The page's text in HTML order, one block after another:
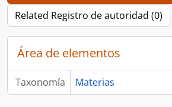
Related Registro de autoridad (0)
Área de elementos
Taxonomía Materias